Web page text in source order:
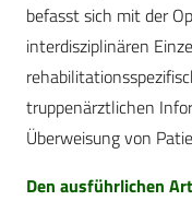
befasst sich mit der
interdisziplinären
truppenärztlichen
Überweisung von
Den ausführlichen